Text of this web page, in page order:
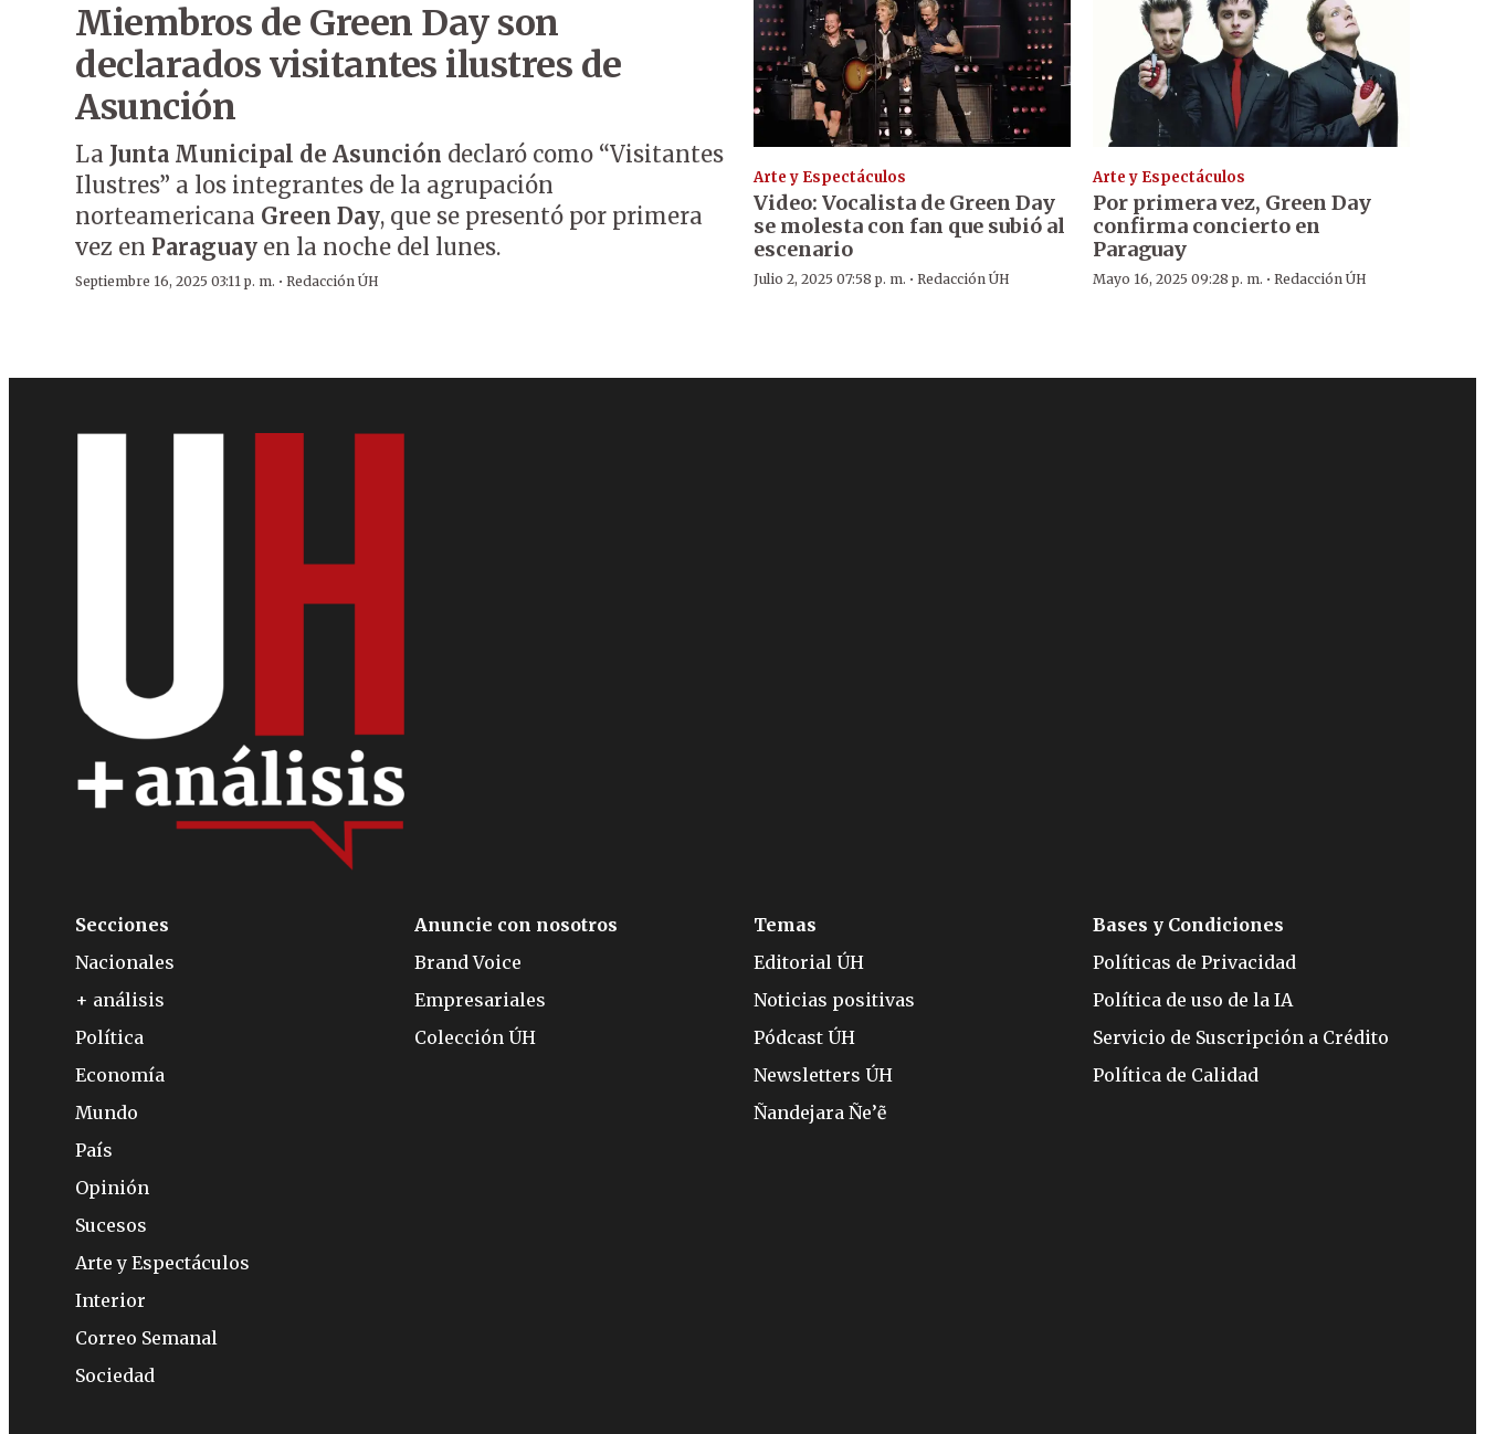
Miembros de Green Day son
declarados visitantes ilustres de
Asunción
La Junta Municipal de Asunción declaró como “Visitantes
Ilustres” a los integrantes de la agrupación
norteamericana Green Day, que se presentó por primera
vez en Paraguay en la noche del lunes.
Septiembre 16, 2025 03:11 p. m. · Redacción ÚH
Arte y Espectáculos
Video: Vocalista de Green Day
se molesta con fan que subió al
escenario
Julio 2, 2025 07:58 p. m. · Redacción ÚH
Arte y Espectáculos
Por primera vez, Green Day
confirma concierto en
Paraguay
Mayo 16, 2025 09:28 p. m. · Redacción ÚH
Secciones
Nacionales
+ análisis
Política
Economía
Mundo
País
Opinión
Sucesos
Arte y Espectáculos
Interior
Correo Semanal
Sociedad
Anuncie con nosotros
Brand Voice
Empresariales
Colección ÚH
Temas
Editorial ÚH
Noticias positivas
Pódcast ÚH
Newsletters ÚH
Ñandejara Ñe’ẽ
Bases y Condiciones
Políticas de Privacidad
Política de uso de la IA
Servicio de Suscripción a Crédito
Política de Calidad